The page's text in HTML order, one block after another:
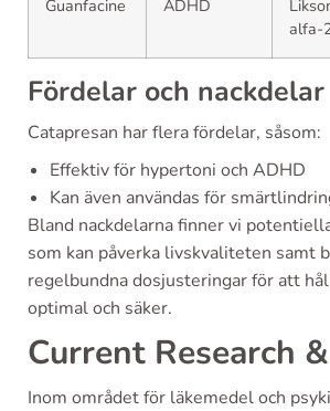
Guanfacine ADHD
alfa-
Fördelar och nackdelar
Catapresan har flera fördelar, såsom:
Effektiv för hypertoni och ADHD
Kan även användas för
Bland nackdelarna finner vi
som kan påverka livskvaliteten samt
regelbundna dosjusteringar för att
optimal och säker.
Current Research
Inom området för läkemedel och